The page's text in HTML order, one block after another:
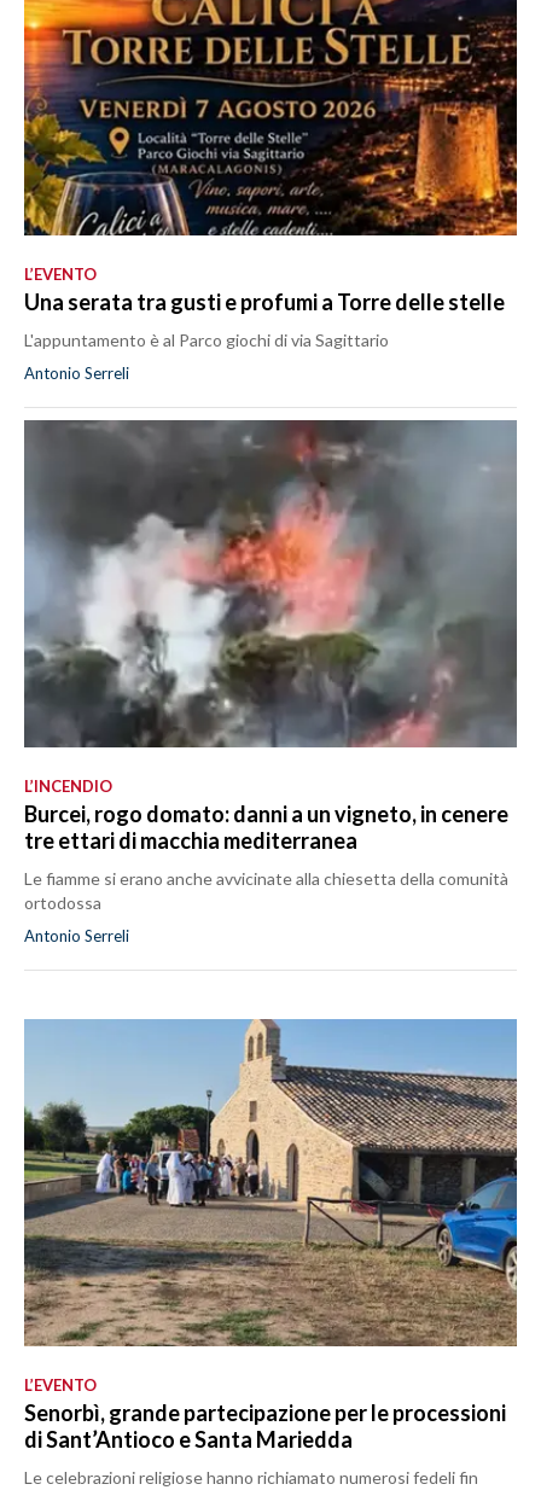
L’EVENTO
Una serata tra gusti e profumi a Torre delle stelle
L'appuntamento è al Parco giochi di via Sagittario
Antonio Serreli
L’INCENDIO
Burcei, rogo domato: danni a un vigneto, in cenere
tre ettari di macchia mediterranea
Le fiamme si erano anche avvicinate alla chiesetta della comunità
ortodossa
Antonio Serreli
L’EVENTO
Senorbì, grande partecipazione per le processioni
di Sant’Antioco e Santa Mariedda
Le celebrazioni religiose hanno richiamato numerosi fedeli fin